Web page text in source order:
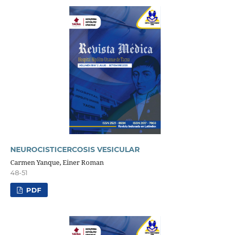
NEUROCISTICERCOSIS VESICULAR
Carmen Yanque, Einer Roman
48-51
PDF